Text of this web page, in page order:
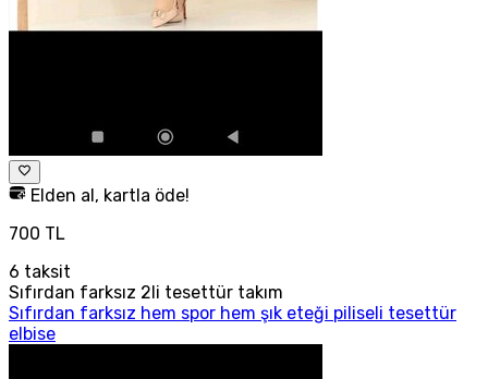
Elden al, kartla öde!
700 TL
6 taksit
Sıfırdan farksız 2li tesettür takım
Sıfırdan farksız hem spor hem şık eteği piliseli tesettür
elbise